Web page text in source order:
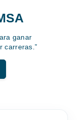
ganar
carreras.”